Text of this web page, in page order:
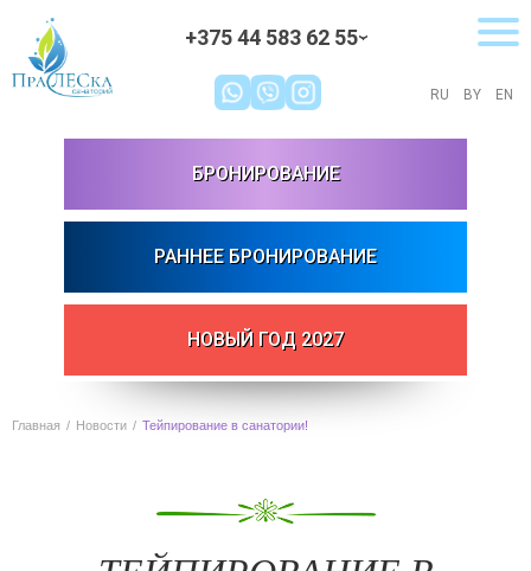
+375 44 583 62 55›
RU BY EN
БРОНИРОВАНИЕ
РАННЕЕ БРОНИРОВАНИЕ
НОВЫЙ ГОД 2027
Главная Новости Тейпирование в санатории!